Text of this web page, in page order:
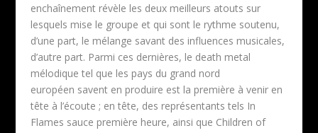
enchaînement révèle les deux meilleurs atouts sur
lesquels mise le groupe et qui sont le rythme soutenu,
d’une part, le mélange savant des influences musicales,
d’autre part. Parmi ces dernières, le death metal
mélodique tel que les pays du grand nord
européen savent en produire est la première à venir en
tête à l’écoute ; en tête, des représentants tels In
Flames sauce première heure, ainsi que Children of